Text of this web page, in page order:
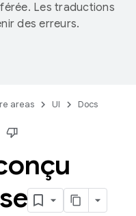
Les traductions
des erreurs.
areas UI Docs